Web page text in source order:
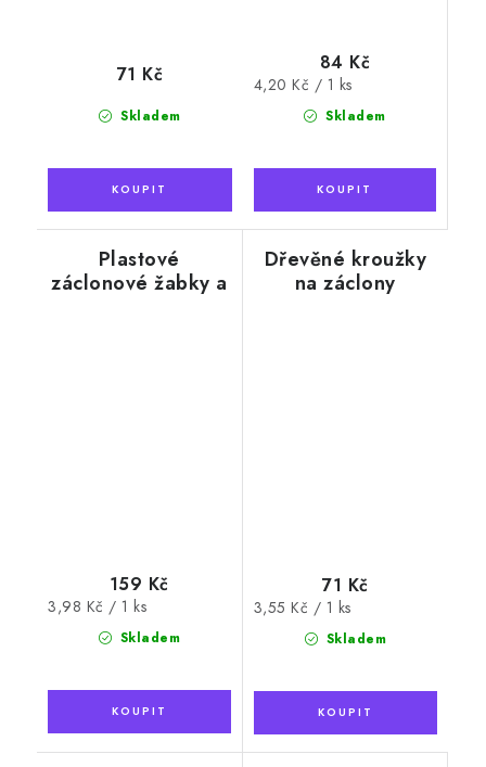
Skladem
71 Kč
Skladem
84 Kč
Měrná
4,20 Kč / 1 ks
Plastové
záclonové žabky a
Skladem
159 Kč
Měrná
3,98 Kč / 1 ks
Dřevěné kroužky
na záclony
Skladem
71 Kč
Měrná
3,55 Kč / 1 ks